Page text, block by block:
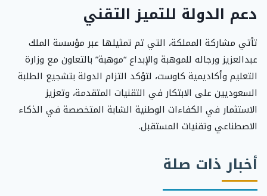
دعم الدولة للتميز التقني
تأتي مشاركة المملكة، التي تم تمثيلها عبر مؤسسة الملك
عبدالعزيز ورجاله للموهبة والإبداع “موهبة” بالتعاون مع وزارة
التعليم وأكاديمية كاوست، لتؤكد التزام الدولة بتشجيع الطلبة
السعوديين على الابتكار في التقنيات المتقدمة، وتعزيز
الاستثمار في الكفاءات الوطنية الشابة المتخصصة في الذكاء
الاصطناعي وتقنيات المستقبل.
أخبار ذات صلة